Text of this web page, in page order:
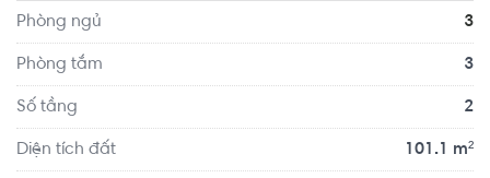
3.6km. Di chuyển tới Gym & Yoga S'Life Lê Đức Thọ
thuận tiện di chuyển với đầy đủ các tiện ích về y tế, giáo
dục và giải trí.
Phòng ngủ 3
Phòng tắm 3
Số tầng 2
Diện tích đất 101.1 m²